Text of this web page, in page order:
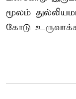
மூலம்
கோடு